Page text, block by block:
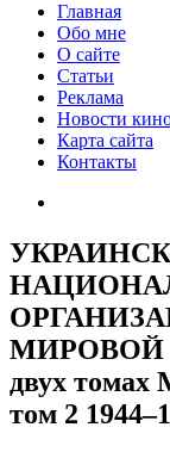
Главная
Обо мне
О сайте
Статьи
Реклама
Новости
Карта сайта
Контакты
МИРОВОЙ
двух
том 2